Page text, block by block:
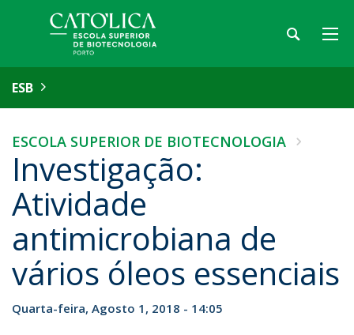
ESB
ESCOLA SUPERIOR DE BIOTECNOLOGIA
Investigação:
Atividade
antimicrobiana de
vários óleos essenciais
Quarta-feira, Agosto 1, 2018 - 14:05